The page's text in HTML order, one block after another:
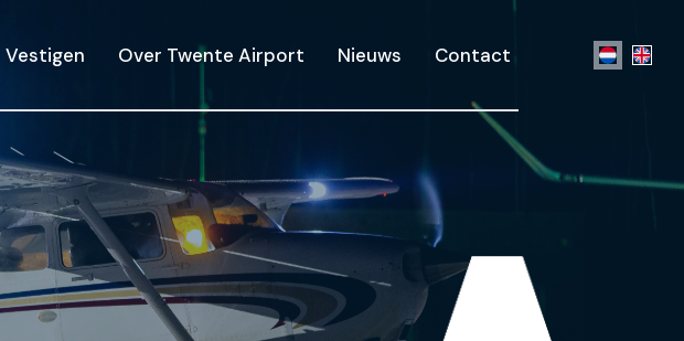
Vestigen Over Twente Airport Nieuws Contact